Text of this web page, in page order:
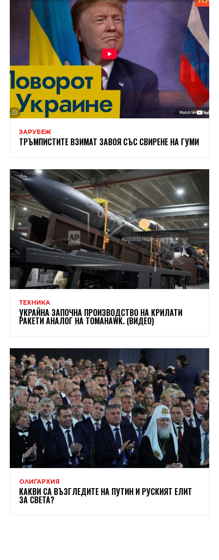
ЗАРУБЕЖ
ТРЪМПИСТИТЕ ВЗИМАТ ЗАВОЯ СЪС СВИРЕНЕ НА ГУМИ
ТЕХНИКА
УКРАЙНА ЗАПОЧНА ПРОИЗВОДСТВО НА КРИЛАТИ
РАКЕТИ АНАЛОГ НА TOMAHAWK. (ВИДЕО)
ОЛИГАРХИЯ
КАКВИ СА ВЪЗГЛЕДИТЕ НА ПУТИН И РУСКИЯТ ЕЛИТ
ЗА СВЕТА?